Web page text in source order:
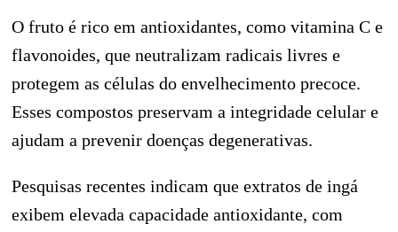
O fruto é rico em antioxidantes, como vitamina C e
flavonoides, que neutralizam radicais livres e
protegem as células do envelhecimento precoce.
Esses compostos preservam a integridade celular e
ajudam a prevenir doenças degenerativas.
Pesquisas recentes indicam que extratos de ingá
exibem elevada capacidade antioxidante, com